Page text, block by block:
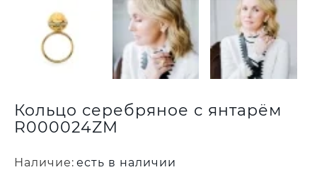
Кольцо серебряное с янтарём
R000024ZM
Наличие: есть в наличии